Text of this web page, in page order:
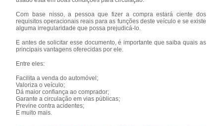
Com base nisso, a pessoa que fizer a compra estará ciente dos
requisitos operacionais reais para as funções deste veículo e se existe
alguma irregularidade que possa prejudicá-lo.
E antes de solicitar esse documento, é importante que saiba quais as
principais vantagens oferecidas por ele.
Entre eles:
Facilita a venda do automóvel;
Valoriza o veículo;
Dá maior confiança ao comprador;
Garante a circulação em vias públicas;
Previne contra acidentes;
E muito mais.